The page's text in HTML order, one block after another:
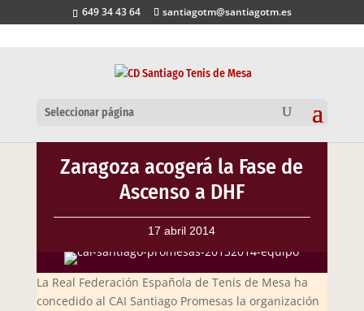
649 34 43 64 santiagotm@santiagotm.es
Seleccionar página
Zaragoza acogerá la Fase de
Ascenso a DHF
17 abril 2014
La Real Federación Española de Tenis de Mesa ha
concedido al CAI Santiago Promesas la organización